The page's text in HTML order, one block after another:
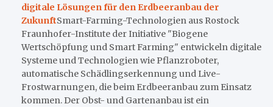
digitale Lösungen für den Erdbeeranbau der
ZukunftSmart-Farming-Technologien aus Rostock
Fraunhofer-Institute der Initiative "Biogene
Wertschöpfung und Smart Farming" entwickeln digitale
Systeme und Technologien wie Pflanzroboter,
automatische Schädlingserkennung und Live-
Frostwarnungen, die beim Erdbeeranbau zum Einsatz
kommen. Der Obst- und Gartenanbau ist ein